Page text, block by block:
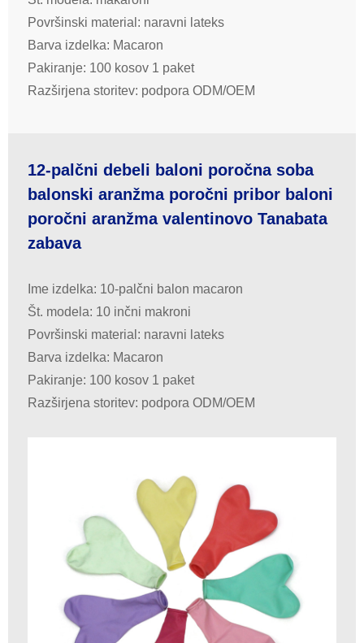
Površinski material: naravni lateks
Barva izdelka: Macaron
Pakiranje: 100 kosov 1 paket
Razširjena storitev: podpora ODM/OEM
12-palčni debeli baloni poročna soba
balonski aranžma poročni pribor baloni
poročni aranžma valentinovo Tanabata
zabava
Ime izdelka: 10-palčni balon macaron
Št. modela: 10 inčni makroni
Površinski material: naravni lateks
Barva izdelka: Macaron
Pakiranje: 100 kosov 1 paket
Razširjena storitev: podpora ODM/OEM